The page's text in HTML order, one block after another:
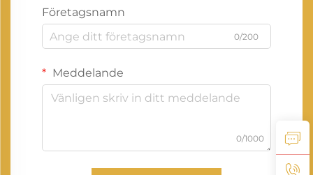
Företagsnamn
0/200
Meddelande
0/1000